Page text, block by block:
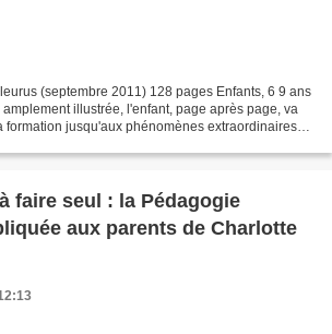
(septembre 2011) 128 pages Enfants, 6 9 ans
illustrée, l'enfant, page après page, va
formation jusqu'aux phénomènes extraordinaires
faire seul : la Pédagogie
aux parents de Charlotte